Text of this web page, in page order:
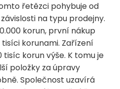
řetězci pohybuje od
na typu prodejny.
korun, první nákup
korunami. Zařízení
tisíc korun výše. K tomu je
položky za úpravy
Společnost uzavírá